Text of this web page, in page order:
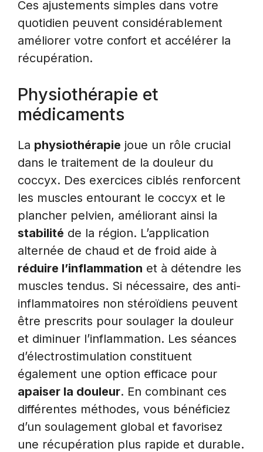
Ces ajustements simples dans votre
quotidien peuvent considérablement
améliorer votre confort et accélérer la
récupération.
Physiothérapie et
médicaments
La physiothérapie joue un rôle crucial
dans le traitement de la douleur du
coccyx. Des exercices ciblés renforcent
les muscles entourant le coccyx et le
plancher pelvien, améliorant ainsi la
stabilité de la région. L’application
alternée de chaud et de froid aide à
réduire l’inflammation et à détendre les
muscles tendus. Si nécessaire, des anti-
inflammatoires non stéroïdiens peuvent
être prescrits pour soulager la douleur
et diminuer l’inflammation. Les séances
d’électrostimulation constituent
également une option efficace pour
apaiser la douleur. En combinant ces
différentes méthodes, vous bénéficiez
d’un soulagement global et favorisez
une récupération plus rapide et durable.